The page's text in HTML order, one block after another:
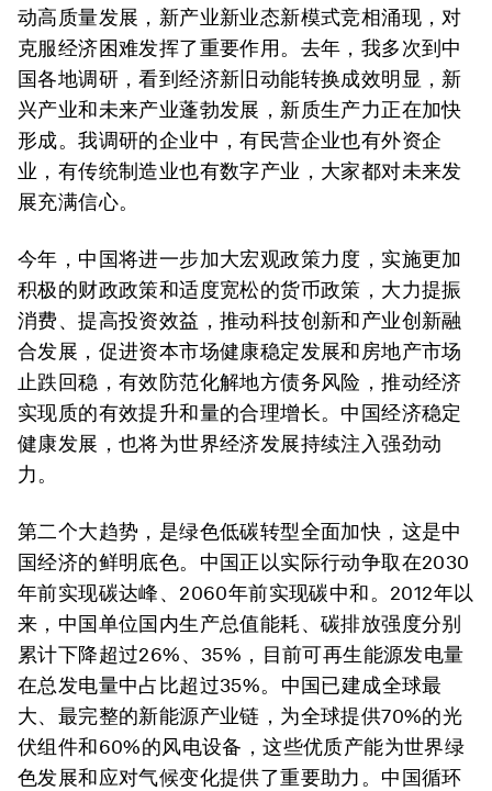
动高质量发展，新产业新业态新模式竞相涌现，对
克服经济困难发挥了重要作用。去年，我多次到中
国各地调研，看到经济新旧动能转换成效明显，新
兴产业和未来产业蓬勃发展，新质生产力正在加快
形成。我调研的企业中，有民营企业也有外资企
业，有传统制造业也有数字产业，大家都对未来发
展充满信心。
今年，中国将进一步加大宏观政策力度，实施更加
积极的财政政策和适度宽松的货币政策，大力提振
消费、提高投资效益，推动科技创新和产业创新融
合发展，促进资本市场健康稳定发展和房地产市场
止跌回稳，有效防范化解地方债务风险，推动经济
实现质的有效提升和量的合理增长。中国经济稳定
健康发展，也将为世界经济发展持续注入强劲动
力。
第二个大趋势，是绿色低碳转型全面加快，这是中
国经济的鲜明底色。中国正以实际行动争取在2030
年前实现碳达峰、2060年前实现碳中和。2012年以
来，中国单位国内生产总值能耗、碳排放强度分别
累计下降超过26%、35%，目前可再生能源发电量
在总发电量中占比超过35%。中国已建成全球最
大、最完整的新能源产业链，为全球提供70%的光
伏组件和60%的风电设备，这些优质产能为世界绿
色发展和应对气候变化提供了重要助力。中国循环